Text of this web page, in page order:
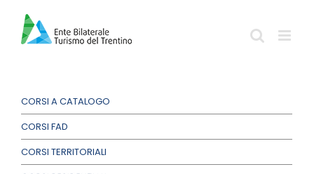
contenuto
CORSI A CATALOGO
CORSI FAD
CORSI TERRITORIALI